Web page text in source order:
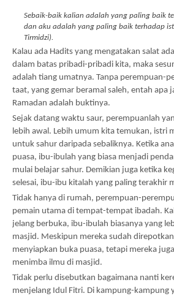
Sebaik-baik kalian adalah yang paling baik
dan aku adalah yang paling baik terhadap
Tirmidzi).
Kalau ada Hadits yang mengatakan salat
dalam batas pribadi-pribadi kita, maka
adalah tiang umatnya. Tanpa perempuan-
taat, yang gemar beramal saleh, entah apa
Ramadan adalah buktinya.
Sejak datang waktu saur, perempuanlah
lebih awal. Lebih umum kita temukan, istri
untuk sahur daripada sebaliknya. Ketika
puasa, ibu-ibulah yang biasa menjadi
mulai belajar sahur. Demikian juga ketika
selesai, ibu-ibu kitalah yang paling terakhir
Tidak hanya di rumah, perempuan-
pemain utama di tempat-tempat ibadah.
jelang berbuka, ibu-ibulah biasanya yang
masjid. Meskipun mereka sudah
menyiapkan buka puasa, tetapi mereka
menimba ilmu di masjid.
Tidak perlu disebutkan bagaimana nanti
menjelang Idul Fitri. Di kampung-kampung